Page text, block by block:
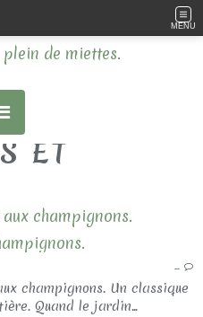
MENU
ET
champignons.
…
champignons. Un classique
Quand le jardin...